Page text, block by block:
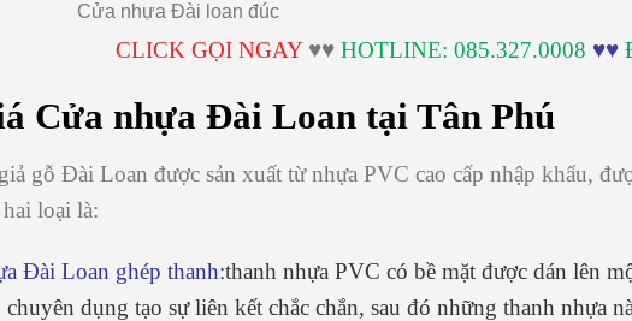
Cửa nhựa Đài loan đúc
CLICK GỌI NGAY♥♥ HOTLINE: 085.327.0008 ♥♥
Cửa nhựa Đài Loan tại Tân Phú
gỗ Đài Loan được sản xuất từ nhựa PVC cao cấp nhập khẩu,
loại là:
Đài Loan ghép thanh:thanh nhựa PVC có bề mặt được dán lên
dụng tạo sự liên kết chắc chắn, sau đó những thanh nhựa